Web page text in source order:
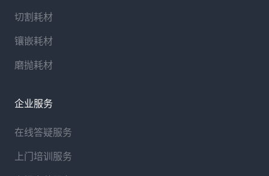
切割耗材
镶嵌耗材
磨抛耗材
企业服务
在线答疑服务
上门培训服务